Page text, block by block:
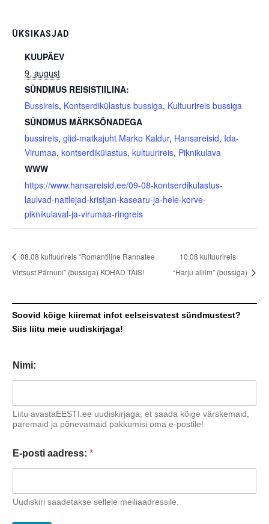
ÜKSIKASJAD
KUUPÄEV
9. august
SÜNDMUS REISISTIILINA:
Bussireis, Kontserdikülastus bussiga, Kultuurireis bussiga
SÜNDMUS MÄRKSÕNADEGA
bussireis, giid-matkajuht Marko Kaldur, Hansareisid, Ida-
Virumaa, kontserdikülastus, kultuurireis, Piknikulava
WWW
https://www.hansareisid.ee/09-08-kontserdikulastus-
laulvad-naitlejad-kristjan-kasearu-ja-hele-korve-
piknikulaval-ja-virumaa-ringreis
08.08 kultuurireis “Romantiline Rannatee
Virtsust Pärnuni” (bussiga) KOHAD TÄIS!
10.08 kultuurireis
“Harju allilm” (bussiga)
Soovid kõige kiiremat infot eelseisvatest sündmustest?
Siis liitu meie uudiskirjaga!
Nimi:
Liitu avastaEESTI.ee uudiskirjaga, et saada kõige värskemaid,
paremaid ja põnevamaid pakkumisi oma e-postile!
E-posti aadress: *
Uudiskiri saadetakse sellele meiliaadressile.